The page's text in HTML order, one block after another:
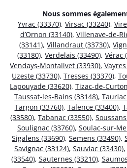
Nous sommes
Yvrac (33370), Virsac (33240),
d’Ornon (33140), Villenave-de-
(33141), Villandraut (33730),
(33180), Verdelais (33490), Vérac
Vendays-Montalivet (33930),
Uzeste (33730), Tresses (33370),
Lapouyade (33620), Tizac-de-
Taussat-les-Bains (33148),
Targon (33760), Talence (33400),
(33580), Tabanac (33550),
Soulignac (33760), Soulac-sur-
Sigalens (33690), Semens (33490),
Savignac (33124), Sauviac (33430),
(33540), Sauternes (33210),